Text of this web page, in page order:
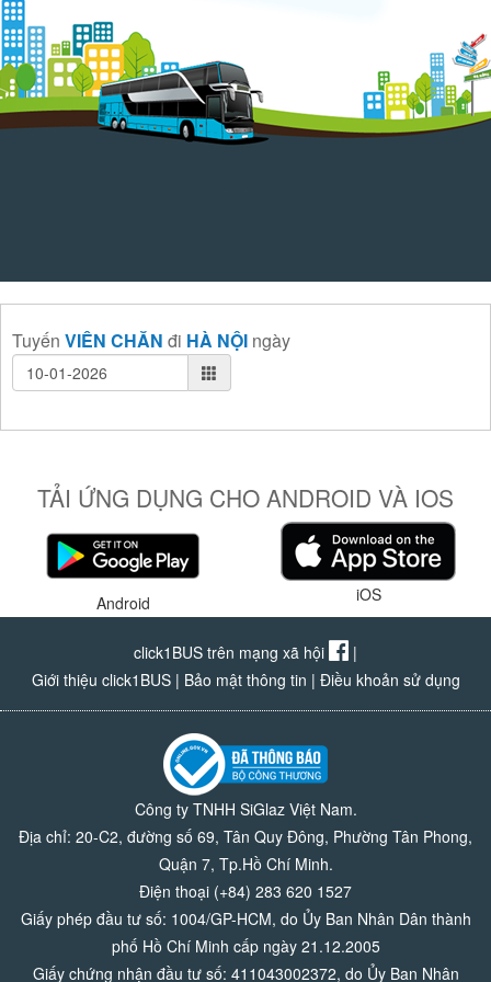
Tuyến VIÊN CHĂN đi HÀ NỘI ngày
TẢI ỨNG DỤNG CHO ANDROID VÀ IOS
Android iOS
click1BUS trên mạng xã hội
|
Giới thiệu click1BUS| Bảo mật thông tin | Điều khoản sử dụng
Công ty TNHH SiGlaz Việt Nam.
Địa chỉ: 20-C2, đường số 69, Tân Quy Đông, Phường Tân Phong,
Quận 7, Tp.Hồ Chí Minh.
Điện thoại (+84) 283 620 1527
Giấy phép đầu tư số: 1004/GP-HCM, do Ủy Ban Nhân Dân thành
phố Hồ Chí Minh cấp ngày 21.12.2005
Giấy chứng nhận đầu tư số: 411043002372, do Ủy Ban Nhân